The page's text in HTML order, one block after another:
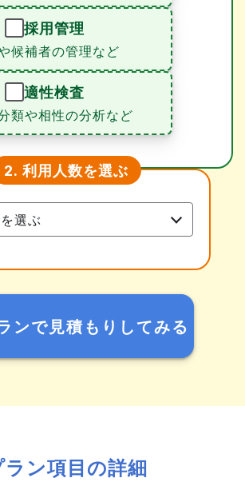
採用管理
候補者の管理など
適性検査
類や相性の分析など
2. 利用人数を選ぶ
ンで見積もりしてみる
ラン項目の詳細